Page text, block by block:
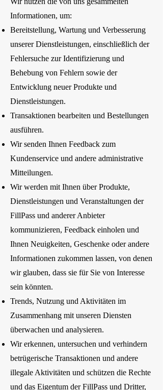
Informationen, um:
Bereitstellung, Wartung und Verbesserung
unserer Dienstleistungen, einschließlich der
Fehlersuche zur Identifizierung und
Behebung von Fehlern sowie der
Entwicklung neuer Produkte und
Dienstleistungen.
Transaktionen bearbeiten und Bestellungen
ausführen.
Wir senden Ihnen Feedback zum
Kundenservice und andere administrative
Mitteilungen.
Wir werden mit Ihnen über Produkte,
Dienstleistungen und Veranstaltungen der
FillPass und anderer Anbieter
kommunizieren, Feedback einholen und
Ihnen Neuigkeiten, Geschenke oder andere
Informationen zukommen lassen, von denen
wir glauben, dass sie für Sie von Interesse
sein könnten.
Trends, Nutzung und Aktivitäten im
Zusammenhang mit unseren Diensten
überwachen und analysieren.
Wir erkennen, untersuchen und verhindern
betrügerische Transaktionen und andere
illegale Aktivitäten und schützen die Rechte
und das Eigentum der FillPass und Dritter,